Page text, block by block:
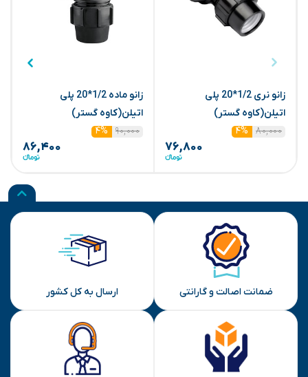
زانو نری 1/2*20 پلی
اتیلن(کاوه گستر)
۸۰,۰۰۰
۴%
۷۶,۸۰۰
زانو ماده 1/2*20 پلی
اتیلن(کاوه گستر)
۹۰,۰۰۰
۴%
۸۶,۴۰۰
ضمانت اصالت و گارانتی ارسال به کل کشور